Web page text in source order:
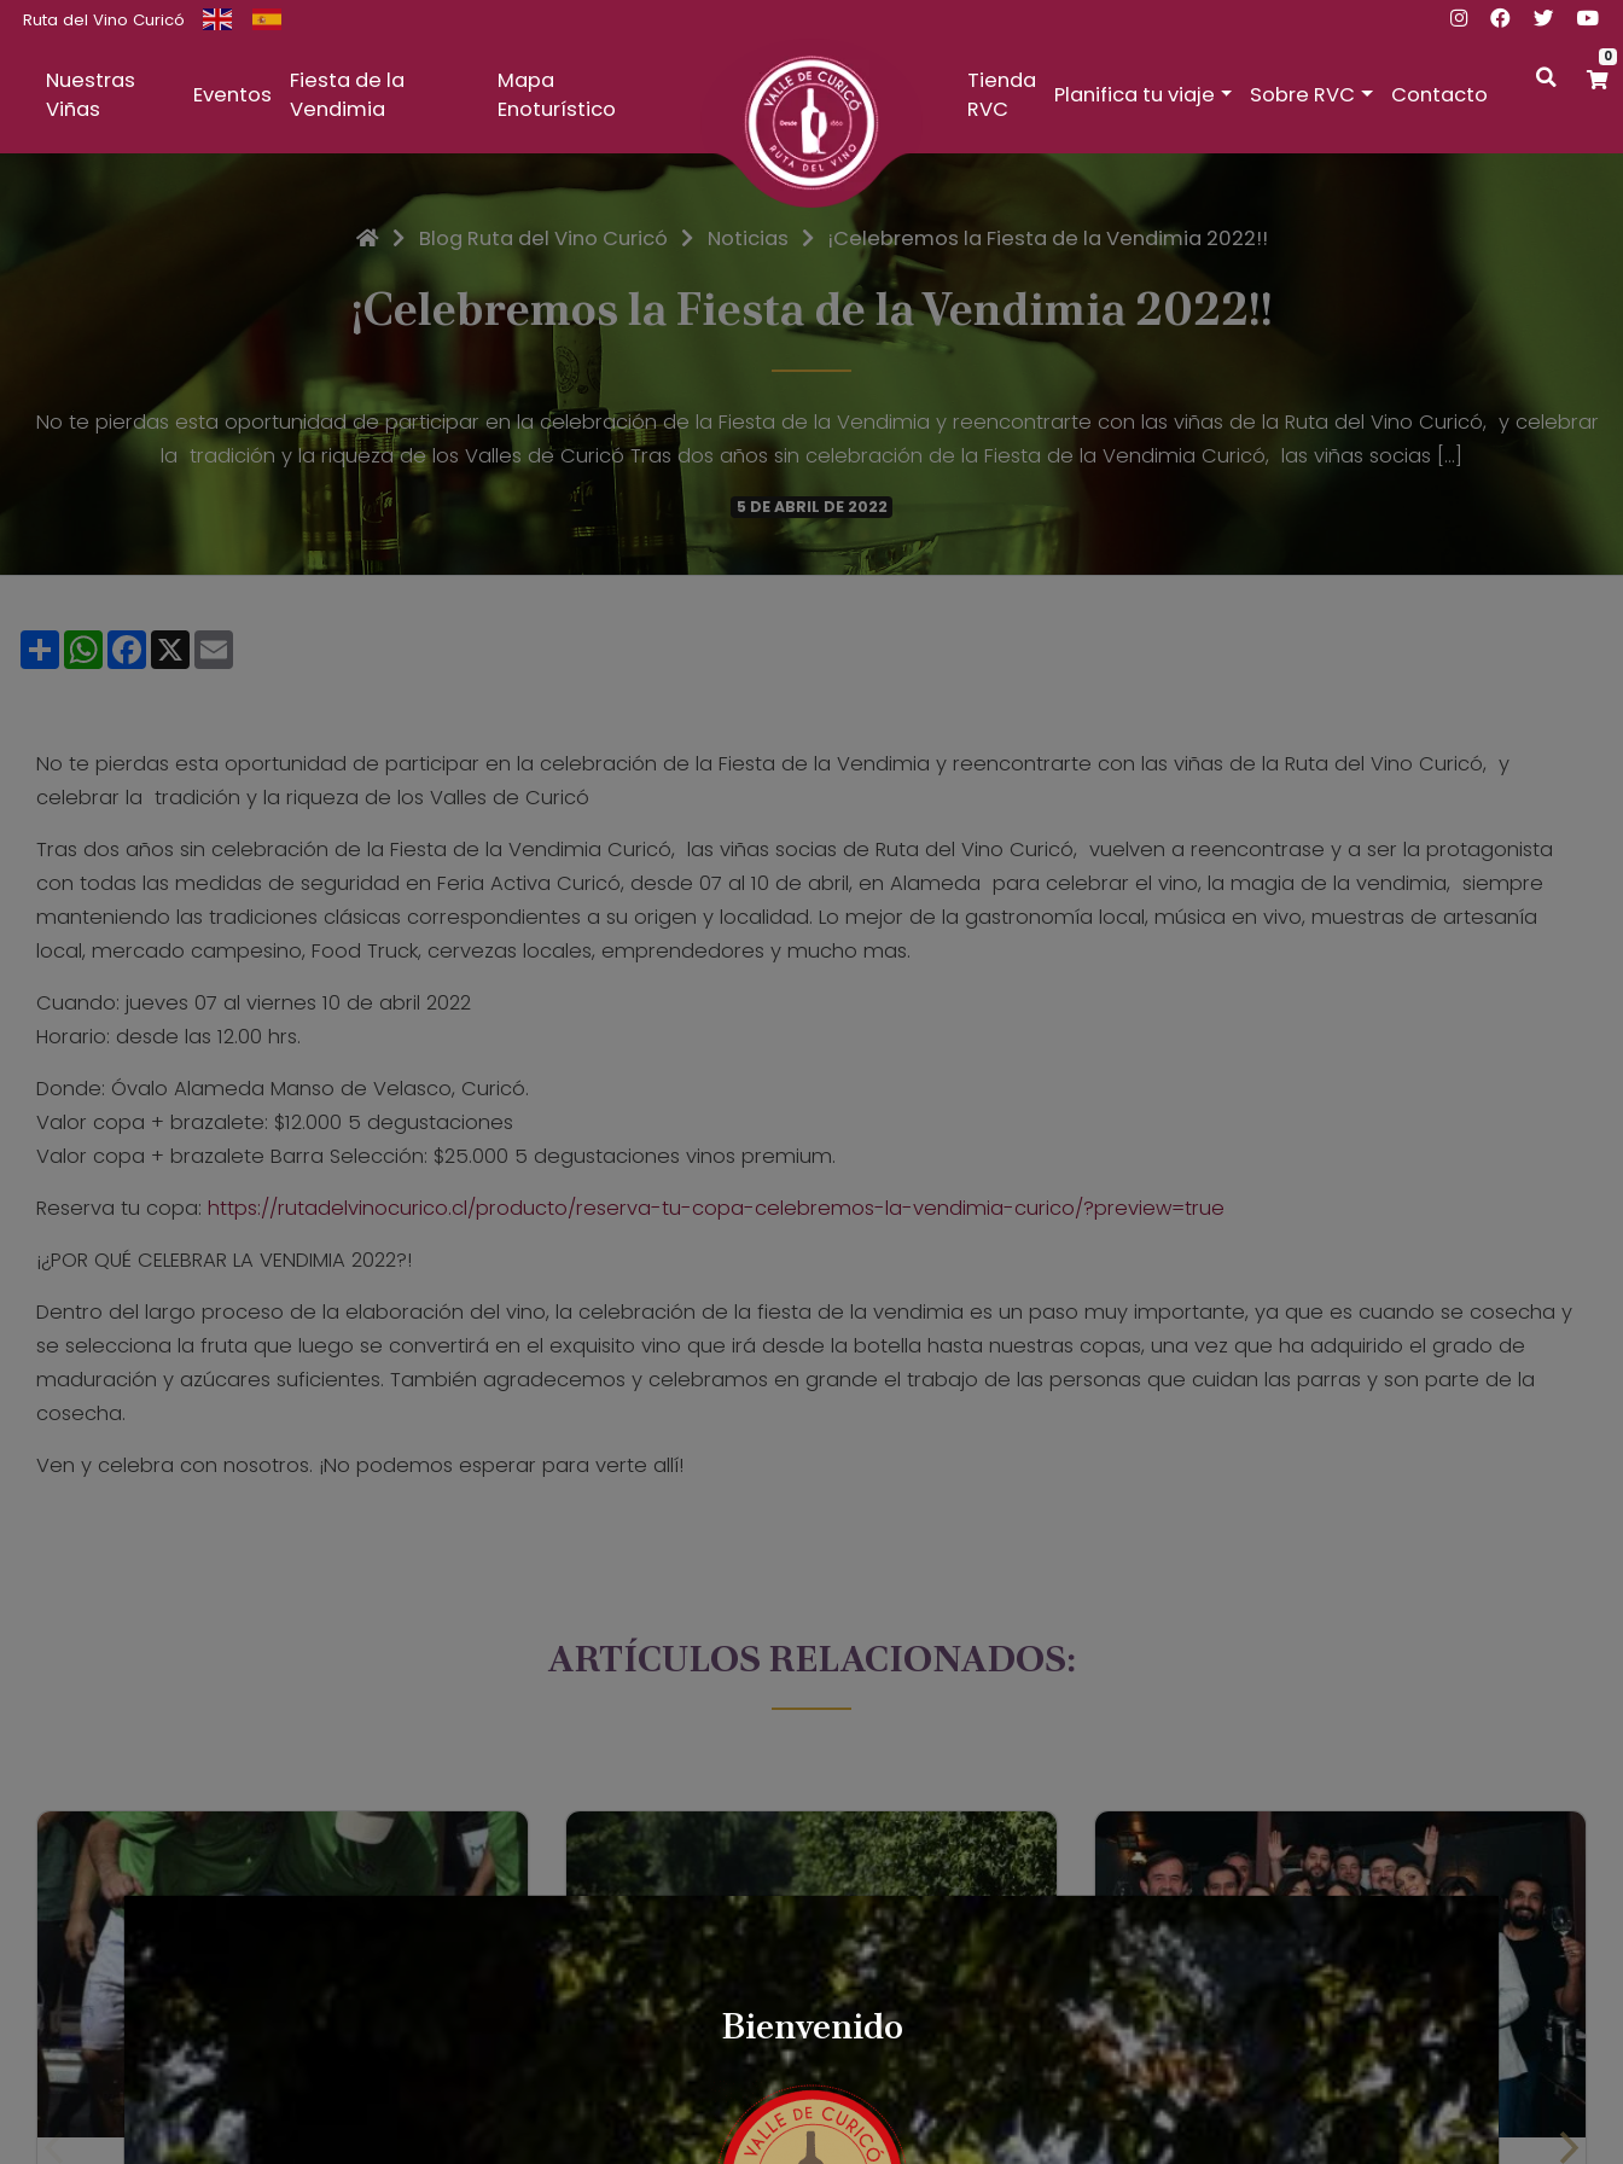
Bienvenido
Ruta del Vino Curicó
Nuestras
Viñas
Eventos
Fiesta de la
Vendimia
Mapa
Enoturístico
Tienda
RVC
Planifica tu viaje Sobre RVC Contacto
0
InicioBlog Ruta del Vino Curicó Noticias ¡Celebremos la Fiesta de la Vendimia 2022!!
¡Celebremos la Fiesta de la Vendimia 2022!!
No te pierdas esta oportunidad de participar en la celebración de la Fiesta de la Vendimia y reencontrarte con las viñas de la Ruta del Vino Curicó, y celebrar
la tradición y la riqueza de los Valles de Curicó Tras dos años sin celebración de la Fiesta de la Vendimia Curicó, las viñas socias […]
5 DE ABRIL DE 2022
ShareWhatsApp
Facebook
X
No te pierdas esta oportunidad de participar en la celebración de la Fiesta de la Vendimia y reencontrarte con las viñas de la Ruta del Vino Curicó, y
celebrar la tradición y la riqueza de los Valles de Curicó
Tras dos años sin celebración de la Fiesta de la Vendimia Curicó, las viñas socias de Ruta del Vino Curicó, vuelven a reencontrase y a ser la protagonista
con todas las medidas de seguridad en Feria Activa Curicó, desde 07 al 10 de abril, en Alameda para celebrar el vino, la magia de la vendimia, siempre
manteniendo las tradiciones clásicas correspondientes a su origen y localidad. Lo mejor de la gastronomía local, música en vivo, muestras de artesanía
local, mercado campesino, Food Truck, cervezas locales, emprendedores y mucho mas.
Cuando: jueves 07 al viernes 10 de abril 2022
Horario: desde las 12.00 hrs.
Donde: Óvalo Alameda Manso de Velasco, Curicó.
Valor copa + brazalete: $12.000 5 degustaciones
Valor copa + brazalete Barra Selección: $25.000 5 degustaciones vinos premium.
Reserva tu copa: https://rutadelvinocurico.cl/producto/reserva-tu-copa-celebremos-la-vendimia-curico/?preview=true
¡¿POR QUÉ CELEBRAR LA VENDIMIA 2022?!
Dentro del largo proceso de la elaboración del vino, la celebración de la fiesta de la vendimia es un paso muy importante, ya que es cuando se cosecha y
se selecciona la fruta que luego se convertirá en el exquisito vino que irá desde la botella hasta nuestras copas, una vez que ha adquirido el grado de
maduración y azúcares suficientes. También agradecemos y celebramos en grande el trabajo de las personas que cuidan las parras y son parte de la
cosecha.
Ven y celebra con nosotros. ¡No podemos esperar para verte allí!
ARTÍCULOS RELACIONADOS: